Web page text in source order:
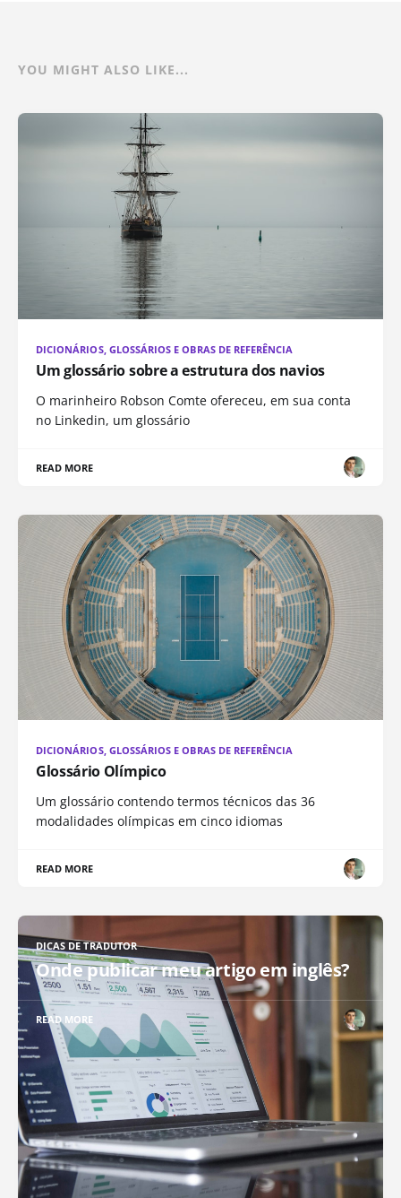
YOU MIGHT ALSO LIKE...
DICIONÁRIOS, GLOSSÁRIOS E OBRAS DE REFERÊNCIA
Um glossário sobre a estrutura dos navios
O marinheiro Robson Comte ofereceu, em sua conta
no Linkedin, um glossário
READ MORE
DICIONÁRIOS, GLOSSÁRIOS E OBRAS DE REFERÊNCIA
Glossário Olímpico
Um glossário contendo termos técnicos das 36
modalidades olímpicas em cinco idiomas
READ MORE
DICAS DE TRADUTOR
Onde publicar meu artigo em inglês?
READ MORE